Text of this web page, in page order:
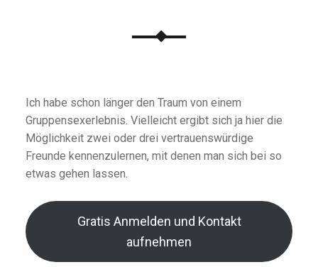
Ich habe schon länger den Traum von einem
Gruppensexerlebnis. Vielleicht ergibt sich ja hier die
Möglichkeit zwei oder drei vertrauenswürdige
Freunde kennenzulernen, mit denen man sich bei so
etwas gehen lassen.
Gratis Anmelden und Kontakt
aufnehmen